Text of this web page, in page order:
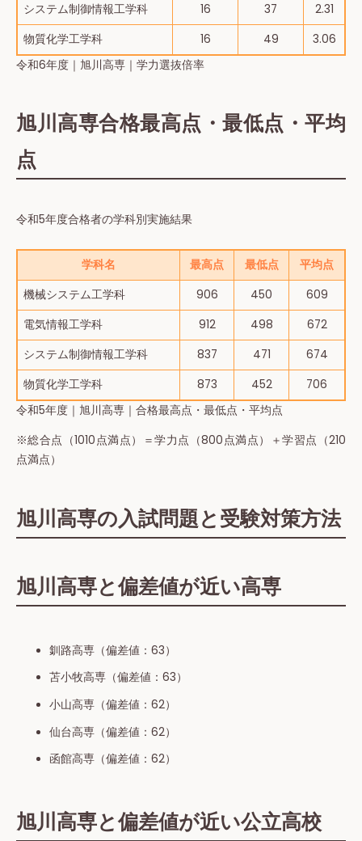
システム制御情報工学科
16 37
2.31
物質化学工学科
16 49
3.06
令和6年度｜旭川高専｜学力選抜倍率
旭川高専合格最高点・最低点・平均
点
令和5年度合格者の学科別実施結果
学科名 最高点 最低点
平均点
機械システム工学科
906 450
609
電気情報工学科
912 498
672
システム制御情報工学科
837 471
674
物質化学工学科
873 452
706
令和5年度｜旭川高専｜合格最高点・最低点・平均点
※総合点（1010点満点）＝学力点（800点満点）＋学習点（210
点満点）
旭川高専の入試問題と受験対策方法
旭川高専と偏差値が近い高専
釧路高専（偏差値：63）
苫小牧高専（偏差値：63）
小山高専（偏差値：62）
仙台高専（偏差値：62）
函館高専（偏差値：62）
旭川高専と偏差値が近い公立高校